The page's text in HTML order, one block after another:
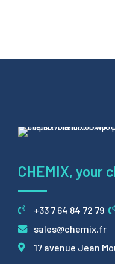
CHEMIX, your
+33 7 64 84 72 79
sales@chemix.fr
17 avenue Jean